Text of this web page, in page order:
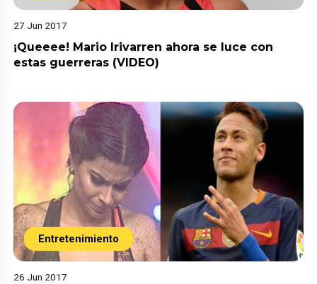
27 Jun 2017
¡Queeee! Mario Irivarren ahora se luce con
estas guerreras (VIDEO)
Entretenimiento
26 Jun 2017